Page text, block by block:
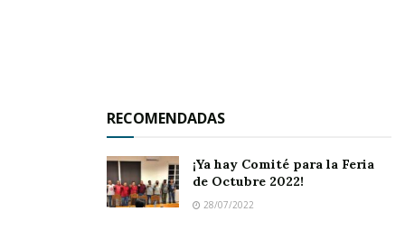
FLICKR:
RECOMENDADAS
¡Ya hay Comité para la Feria
de Octubre 2022!
28/07/2022